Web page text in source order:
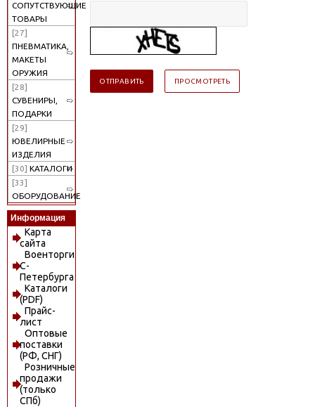
СОПУТСТВУЮЩИЕ
ТОВАРЫ
[27]
ПНЕВМАТИКА,
МАКЕТЫ
ОРУЖИЯ
[28]
СУВЕНИРЫ,
ПОДАРКИ
[29]
ЮВЕЛИРНЫЕ
ИЗДЕЛИЯ
[30] КАТАЛОГИ
[33]
ОБОРУДОВАНИЕ
Информация
Карта
сайта
Военторги
С-
Петербурга
Каталоги
(PDF)
Прайс-
лист
Оптовые
поставки
(РФ, СНГ)
Розничные
продажи
(только
СПб)